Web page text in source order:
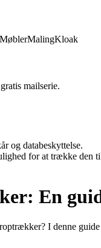
MøblerMalingKloak
mailserie.
og databeskyttelse.
for at trække den
En
I denne